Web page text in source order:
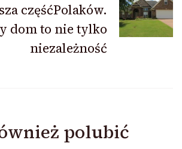
częśćPolaków.
dom to nie tylko
niezależność
polubić